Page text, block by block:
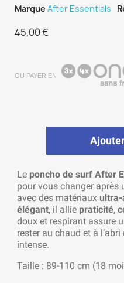
Marque After Essentials
45,00 €
OU PAYER EN
Le poncho de surf After
pour vous changer après
avec des matériaux ultra-
élégant, il allie praticité,
doux et respirant assure
rester au chaud et à
intense.
Taille : 89-110 cm (18